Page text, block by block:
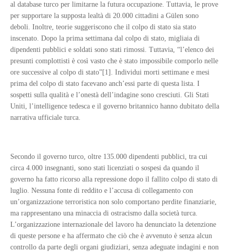
al database turco per limitarne la futura occupazione. Tuttavia, le prove
per supportare la supposta lealtà di 20.000 cittadini a Gülen sono
deboli. Inoltre, teorie suggeriscono che il colpo di stato sia stato
inscenato. Dopo la prima settimana dal colpo di stato, migliaia di
dipendenti pubblici e soldati sono stati rimossi. Tuttavia, “l’elenco dei
presunti complottisti è così vasto che è stato impossibile comporlo nelle
ore successive al colpo di stato”[1]. Individui morti settimane e mesi
prima del colpo di stato facevano anch’essi parte di questa lista. I
sospetti sulla qualità e l’onestà dell’indagine sono cresciuti. Gli Stati
Uniti, l’intelligence tedesca e il governo britannico hanno dubitato della
narrativa ufficiale turca.
Secondo il governo turco, oltre 135.000 dipendenti pubblici, tra cui
circa 4.000 insegnanti, sono stati licenziati o sospesi da quando il
governo ha fatto ricorso alla repressione dopo il fallito colpo di stato di
luglio. Nessuna fonte di reddito e l’accusa di collegamento con
un’organizzazione terroristica non solo comportano perdite finanziarie,
ma rappresentano una minaccia di ostracismo dalla società turca.
L’organizzazione internazionale del lavoro ha denunciato la detenzione
di queste persone e ha affermato che ciò che è avvenuto è senza alcun
controllo da parte degli organi giudiziari, senza adeguate indagini e non